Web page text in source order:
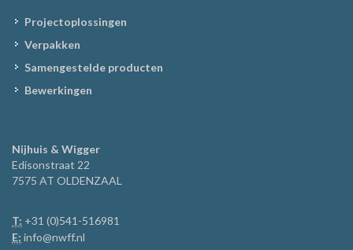
Projectoplossingen
Verpakken
Samengestelde producten
Bewerkingen
Nijhuis & Wigger
Edisonstraat 22
7575 AT OLDENZAAL
T: +31 (0)541-516981
E: info@nwff.nl